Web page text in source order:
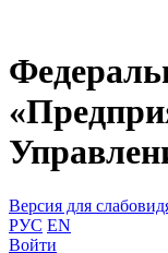
Версия для
РУС EN
Войти